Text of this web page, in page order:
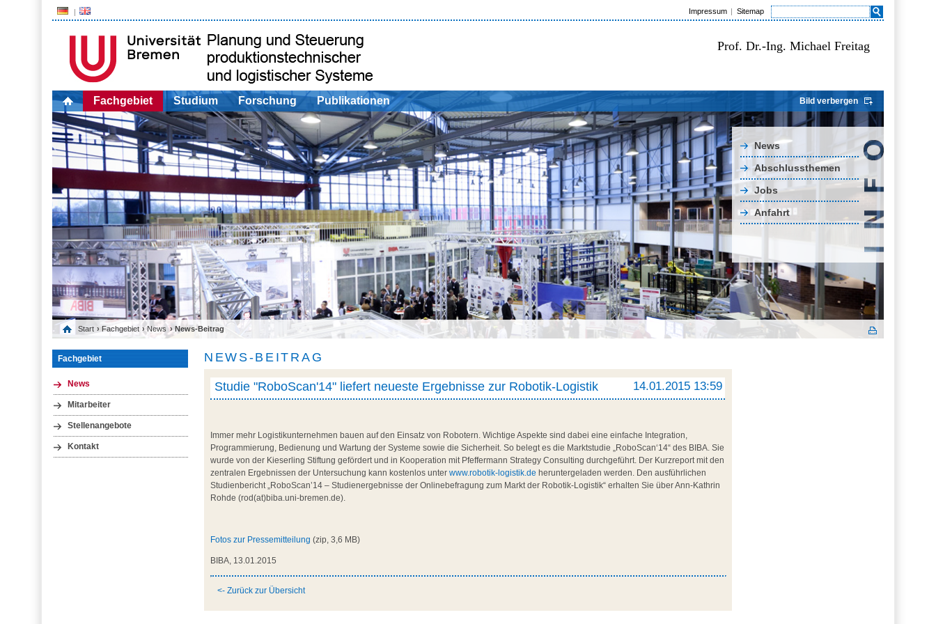
Impressum Sitemap
Prof. Dr.-Ing. Michael Freitag
Fachgebiet Studium Forschung Publikationen Bild verbergen
News
Abschlussthemen
Jobs
Anfahrt
Start › Fachgebiet ›News › News-Beitrag
Fachgebiet
News
Mitarbeiter
Stellenangebote
Kontakt
NEWS-BEITRAG
14.01.2015 13:59
Studie "RoboScan'14" liefert neueste Ergebnisse zur Robotik-Logistik
Immer mehr Logistikunternehmen bauen auf den Einsatz von Robotern. Wichtige Aspekte sind dabei eine einfache Integration,
Programmierung, Bedienung und Wartung der Systeme sowie die Sicherheit. So belegt es die Marktstudie „RoboScan‘14“ des BIBA. Sie
wurde von der Kieserling Stiftung gefördert und in Kooperation mit Pfeffermann Strategy Consulting durchgeführt. Der Kurzreport mit den
zentralen Ergebnissen der Untersuchung kann kostenlos unterwww.robotik-logistik.de heruntergeladen werden. Den ausführlichen
Studienbericht „RoboScan’14 – Studienergebnisse der Onlinebefragung zum Markt der Robotik-Logistik“ erhalten Sie über Ann-Kathrin
Rohde (rod(at)biba.uni-bremen.de).
Fotos zur Pressemitteilung (zip, 3,6 MB)
BIBA, 13.01.2015
<- Zurück zur Übersicht